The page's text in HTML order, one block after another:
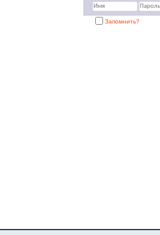
Запомнить?